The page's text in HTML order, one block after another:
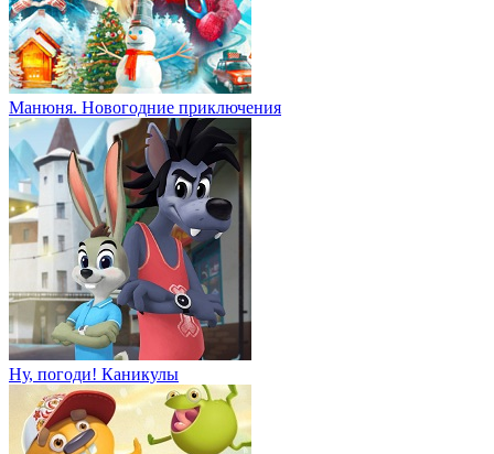
Манюня. Новогодние приключения
Ну, погоди! Каникулы